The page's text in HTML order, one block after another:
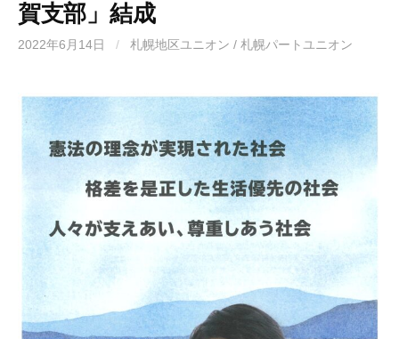
賀支部」結成
2022年6月14日 / 札幌地区ユニオン / 札幌パートユニオン